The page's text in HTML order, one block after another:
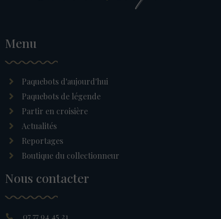
Menu
Paquebots d'aujourd'hui
Paquebots de légende
Partir en croisière
Actualités
Reportages
Boutique du collectionneur
Nous contacter
07 77 94 45 21